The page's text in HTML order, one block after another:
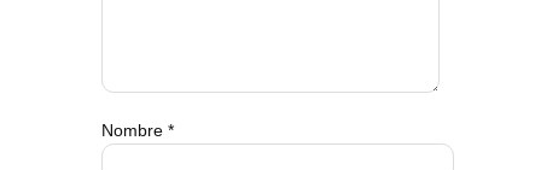
Nombre *